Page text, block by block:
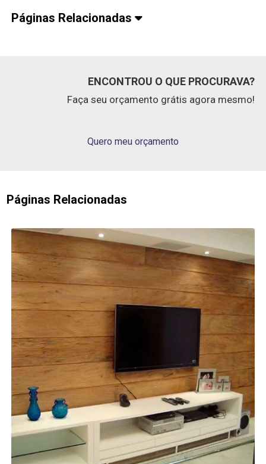
Páginas Relacionadas
ENCONTROU O QUE PROCURAVA?
Faça seu orçamento grátis agora mesmo!
Quero meu orçamento
Páginas Relacionadas